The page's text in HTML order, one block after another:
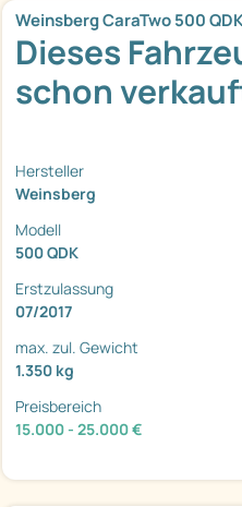
Weinsberg CaraTwo 500
Dieses
schon
Hersteller
Weinsberg
Modell
500 QDK
Erstzulassung
07/2017
max. zul. Gewicht
1.350 kg
Preisbereich
15.000 - 25.000 €